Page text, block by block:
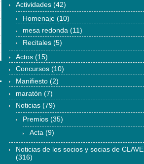
Actividades (42)
Homenaje (10)
mesa redonda (11)
Recitales (5)
Actos (15)
Concursos (10)
Manifiesto (2)
maratón (7)
Noticias (79)
Premios (35)
Acta (9)
Noticias de los socios y socias de CLAVE
(316)